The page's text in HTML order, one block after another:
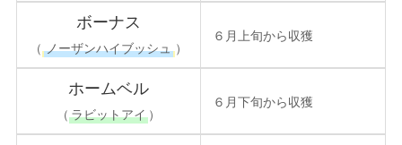
ボーナス
（ ノーザンハイブッシュ ）
６月上旬から収獲
ホームベル
（ ラビットアイ）
６月下旬から収獲